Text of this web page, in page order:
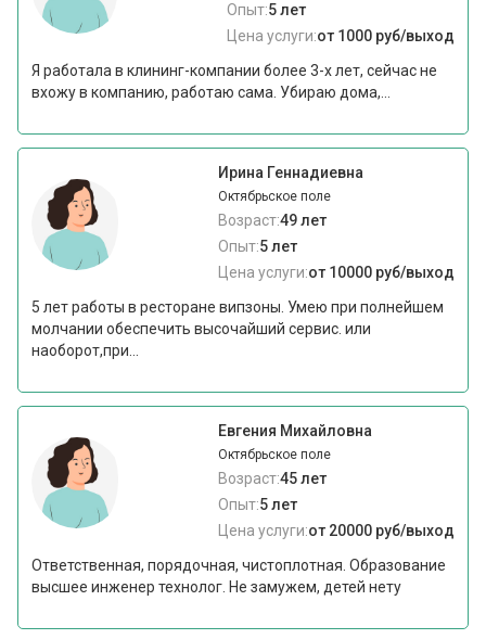
Опыт:5 лет
Цена услуги:от 1000 руб/выход
Я работала в клининг-компании более 3-х лет, сейчас не
вхожу в компанию, работаю сама. Убираю дома,...
Ирина Геннадиевна
Октябрьское поле
Возраст:49 лет
Опыт:5 лет
Цена услуги:от 10000 руб/выход
5 лет работы в ресторане випзоны. Умею при полнейшем
молчании обеспечить высочайший сервис. или
наоборот,при...
Евгения Михайловна
Октябрьское поле
Возраст:45 лет
Опыт:5 лет
Цена услуги:от 20000 руб/выход
Ответственная, порядочная, чистоплотная. Образование
высшее инженер технолог. Не замужем, детей нету